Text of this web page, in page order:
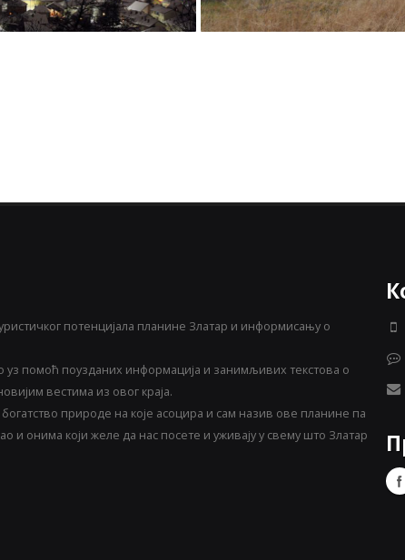
потенцијала планине Златар и информисању о
помоћ поузданих информација и занимљивих текстова о
вестима из овог краја.
природе на које асоцира и сам назив ове планине па
онима који желе да нас посете и уживају у свему што Златар